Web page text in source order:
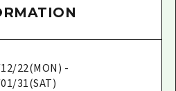
22(MON) -
31(SAT)